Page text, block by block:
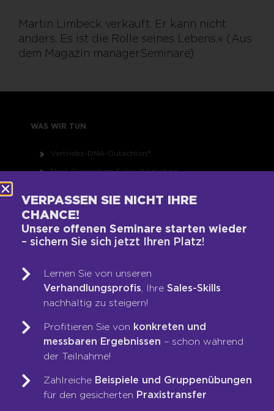
Martin Limbeck verkauft. Er kann nicht
anders. Es ist die Rolle seines Lebens.« (Aus
dem Magazin managerSeminare)
WAS WIR TUN
Vertriebs-DNA-Gutachten®
Next-Generation-Sales-Workshop
Blended Learning
LOOP-Prozess®
Team
Unsere Werte
Auszeichnungen
Referenzen
Karriere
Franchise
Seminare
VERPASSEN SIE NICHT IHRE
CHANCE!
Unsere offenen Seminare starten wieder
– sichern Sie sich jetzt Ihren Platz!
Lernen Sie von unseren
Verhandlungsprofis, IhreSales-Skills
nachhaltig zu steigern!
Profitieren Sie von konkreten und
messbaren Ergebnissen – schon während
der Teilnahme!
Zahlreiche Beispiele und Gruppenübungen
für den gesicherten Praxistransfer